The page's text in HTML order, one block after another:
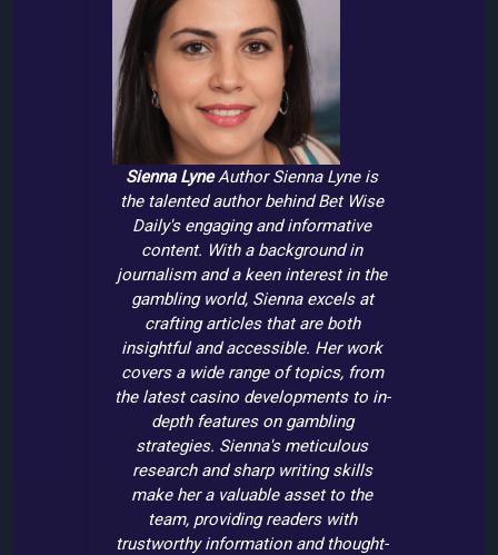
Sienna Lyne AuthorSienna Lyne is
the talented author behind Bet Wise
Daily's engaging and informative
content. With a background in
journalism and a keen interest in the
gambling world, Sienna excels at
crafting articles that are both
insightful and accessible. Her work
covers a wide range of topics, from
the latest casino developments to in-
depth features on gambling
strategies. Sienna's meticulous
research and sharp writing skills
make her a valuable asset to the
team, providing readers with
trustworthy information and thought-